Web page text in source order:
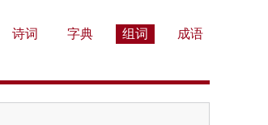
诗词 字典 组词 成语